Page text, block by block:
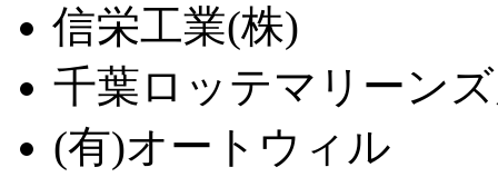
信栄工業(株)
千葉ロッテマリーン
(有)オートウィル